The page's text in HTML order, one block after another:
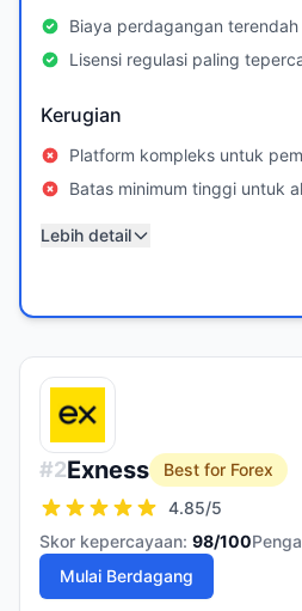
Biaya perdagangan
Lisensi regulasi paling
Kerugian
Platform kompleks untuk
Batas minimum tinggi untuk
Lebih detail
#2Exness
Best for Forex
4.85/5
Skor kepercayaan: 98/100
Mulai Berdagang